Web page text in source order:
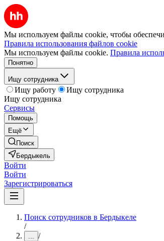
Мы используем файлы cookie, чтобы
Правила использования файлов cookie
Мы используем файлы cookie. Правила
Понятно
Ищу сотрудника
Ищу работу
Ищу сотрудника
Ищу сотрудника
Сервисы
Помощь
Ещё
Поиск
Бердыкель
Войти
Войти
Зарегистрироваться
Поиск сотрудников в Бердыкеле
/
... /